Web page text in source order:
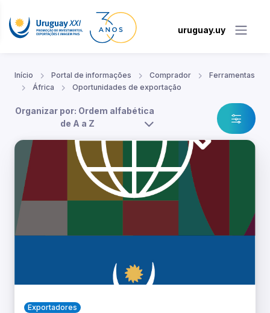
uruguay.uy
Início Portal de informações Comprador
Ferramentas
África
Oportunidades de exportação
Organizar por: Ordem alfabética
de A a Z
Exportadores